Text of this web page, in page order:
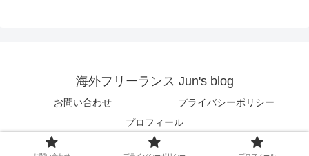
海外フリーランス Jun's blog
お問い合わせ
プライバシーポリシー
プロフィール
© 2018 海外フリーランス Jun's blog.